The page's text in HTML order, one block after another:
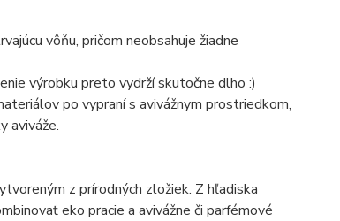
vôňu, pričom neobsahuje žiadne
výrobku preto vydrží skutočne dlho :)
po vypraní s avivážnym prostriedkom,
aviváže.
z prírodných zložiek. Z hľadiska
eko pracie a avivážne či parfémové